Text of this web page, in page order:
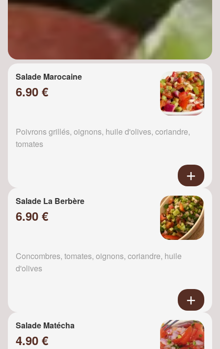
Salade Marocaine
6.90 €
Poivrons grillés, oignons, huile d'olives, coriandre,
tomates
Salade La Berbère
6.90 €
Concombres, tomates, oignons, coriandre, huile
d'olives
Salade Matécha
4.90 €